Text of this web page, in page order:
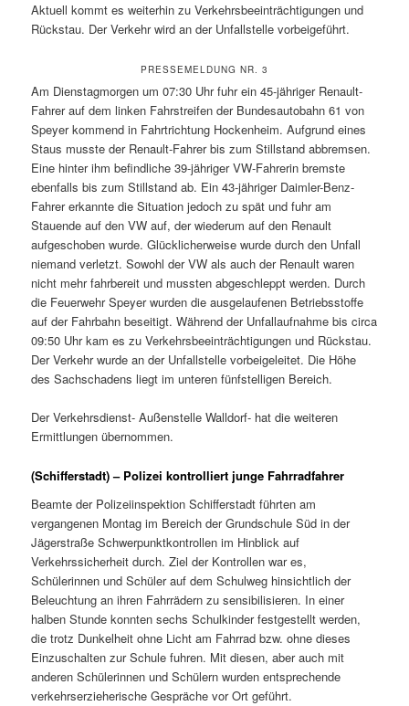
Aktuell kommt es weiterhin zu Verkehrsbeeinträchtigungen und
Rückstau. Der Verkehr wird an der Unfallstelle vorbeigeführt.
PRESSEMELDUNG NR. 3
Am Dienstagmorgen um 07:30 Uhr fuhr ein 45-jähriger Renault-
Fahrer auf dem linken Fahrstreifen der Bundesautobahn 61 von
Speyer kommend in Fahrtrichtung Hockenheim. Aufgrund eines
Staus musste der Renault-Fahrer bis zum Stillstand abbremsen.
Eine hinter ihm befindliche 39-jähriger VW-Fahrerin bremste
ebenfalls bis zum Stillstand ab. Ein 43-jähriger Daimler-Benz-
Fahrer erkannte die Situation jedoch zu spät und fuhr am
Stauende auf den VW auf, der wiederum auf den Renault
aufgeschoben wurde. Glücklicherweise wurde durch den Unfall
niemand verletzt. Sowohl der VW als auch der Renault waren
nicht mehr fahrbereit und mussten abgeschleppt werden. Durch
die Feuerwehr Speyer wurden die ausgelaufenen Betriebsstoffe
auf der Fahrbahn beseitigt. Während der Unfallaufnahme bis circa
09:50 Uhr kam es zu Verkehrsbeeinträchtigungen und Rückstau.
Der Verkehr wurde an der Unfallstelle vorbeigeleitet. Die Höhe
des Sachschadens liegt im unteren fünfstelligen Bereich.
Der Verkehrsdienst- Außenstelle Walldorf- hat die weiteren
Ermittlungen übernommen.
(Schifferstadt) – Polizei kontrolliert junge Fahrradfahrer
Beamte der Polizeiinspektion Schifferstadt führten am
vergangenen Montag im Bereich der Grundschule Süd in der
Jägerstraße Schwerpunktkontrollen im Hinblick auf
Verkehrssicherheit durch. Ziel der Kontrollen war es,
Schülerinnen und Schüler auf dem Schulweg hinsichtlich der
Beleuchtung an ihren Fahrrädern zu sensibilisieren. In einer
halben Stunde konnten sechs Schulkinder festgestellt werden,
die trotz Dunkelheit ohne Licht am Fahrrad bzw. ohne dieses
Einzuschalten zur Schule fuhren. Mit diesen, aber auch mit
anderen Schülerinnen und Schülern wurden entsprechende
verkehrserzieherische Gespräche vor Ort geführt.